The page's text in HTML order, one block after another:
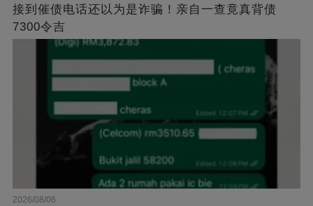
接到催债电话还以为是诈骗！亲自一查竟真背债
7300令吉
2026/08/06